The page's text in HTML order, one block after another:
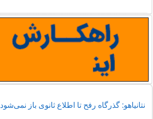
نتانیاهو: گذرگاه رفح تا اطلاع ثانوی باز نمی‌شود